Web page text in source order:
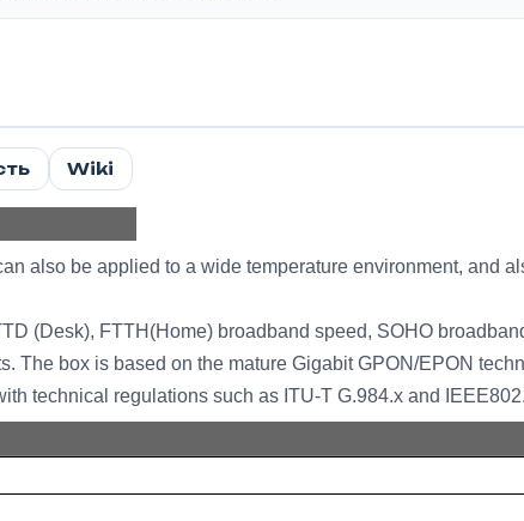
Wiki
also be applied to a wide temperature environment, and
(Desk), FTTH(Home) broadband speed, SOHO
The box is based on the mature Gigabit GPON/EPON
technical regulations such as ITU-T G.984.x and